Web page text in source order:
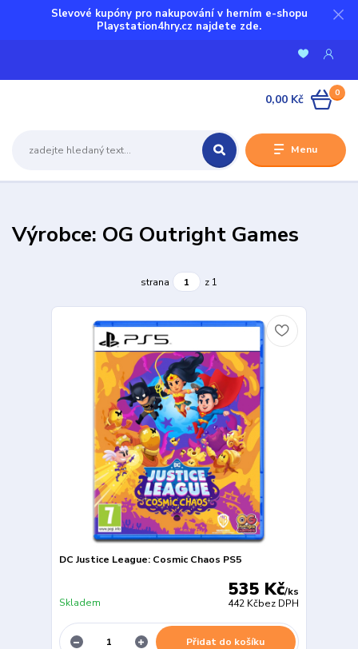
Slevové kupóny pro nakupování v herním e-shopu
Playstation4hry.cz najdete zde.
Menu
0
0,00 Kč
Výrobce: OG Outright Games
strana z 1
DC Justice League: Cosmic Chaos PS5
535 Kč/ks
442 Kčbez DPH
Skladem
Přidat do košíku